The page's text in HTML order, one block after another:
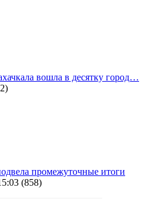
вошла в десятку город…
промежуточные итоги
(858)